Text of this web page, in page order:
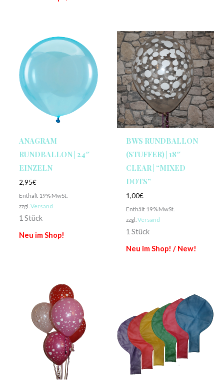
ANAGRAM
RUNDBALLON | 24″
EINZELN
2,95€
Enthält 19% MwSt.
zzgl. Versand
1 Stück
Neu im Shop!
BWS RUNDBALLON
(STUFFER) | 18″
CLEAR | “MIXED
DOTS”
1,00€
Enthält 19% MwSt.
zzgl. Versand
1 Stück
Neu im Shop! / New!